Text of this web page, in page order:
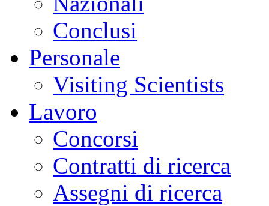
Conclusi
Personale
Visiting Scientists
Lavoro
Concorsi
Contratti di ricerca
Assegni di ricerca